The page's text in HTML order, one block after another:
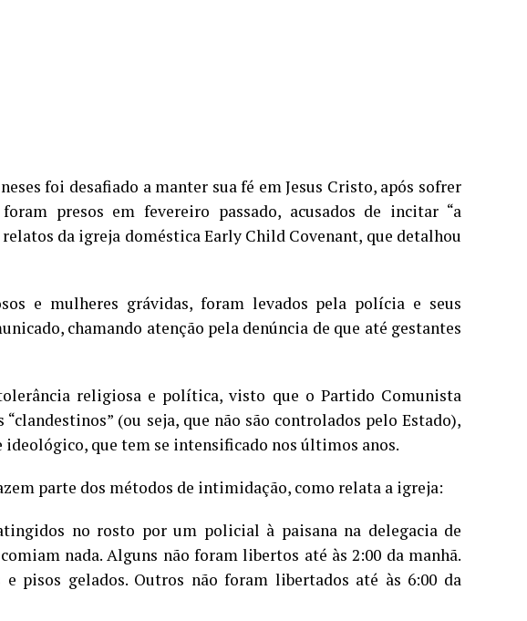
foi desafiado a manter sua fé em Jesus Cristo, após sofrer
presos em fevereiro passado, acusados de incitar “a
relatos da igreja doméstica Early Child Covenant, que detalhou
e mulheres grávidas, foram levados pela polícia e seus
chamando atenção pela denúncia de que até gestantes
religiosa e política, visto que o Partido Comunista
(ou seja, que não são controlados pelo Estado),
que tem se intensificado nos últimos anos.
parte dos métodos de intimidação, como relata a igreja:
no rosto por um policial à paisana na delegacia de
nada. Alguns não foram libertos até às 2:00 da manhã.
e pisos gelados. Outros não foram libertados até às 6:00 da